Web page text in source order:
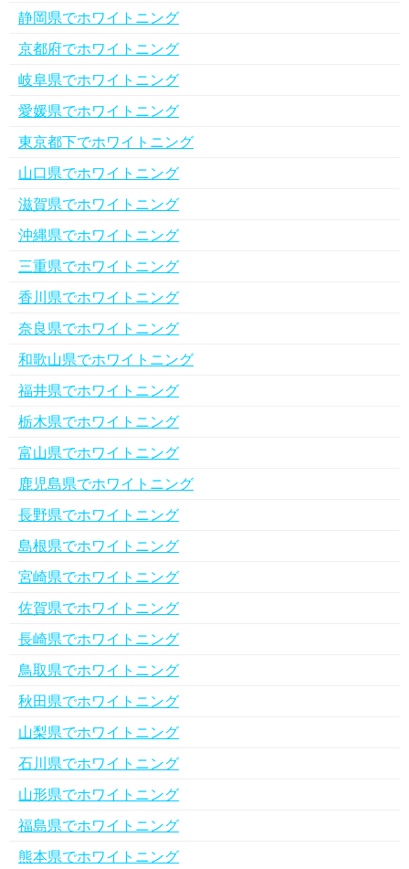
静岡県でホワイトニング
京都府でホワイトニング
岐阜県でホワイトニング
愛媛県でホワイトニング
東京都下でホワイトニング
山口県でホワイトニング
滋賀県でホワイトニング
沖縄県でホワイトニング
三重県でホワイトニング
香川県でホワイトニング
奈良県でホワイトニング
和歌山県でホワイトニング
福井県でホワイトニング
栃木県でホワイトニング
富山県でホワイトニング
鹿児島県でホワイトニング
長野県でホワイトニング
島根県でホワイトニング
宮崎県でホワイトニング
佐賀県でホワイトニング
長崎県でホワイトニング
鳥取県でホワイトニング
秋田県でホワイトニング
山梨県でホワイトニング
石川県でホワイトニング
山形県でホワイトニング
福島県でホワイトニング
熊本県でホワイトニング